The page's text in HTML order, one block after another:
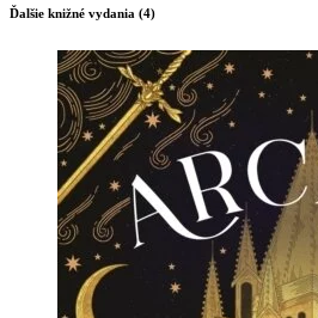
Ďalšie knižné vydania (4)